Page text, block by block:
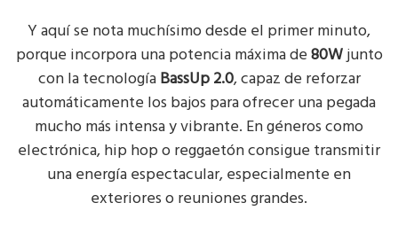
Y aquí se nota muchísimo desde el primer minuto,
porque incorpora una potencia máxima de80Wjunto
con la tecnologíaBassUp 2.0, capaz de reforzar
automáticamente los bajos para ofrecer una pegada
mucho más intensa y vibrante. En géneros como
electrónica, hip hop o reggaetón consigue transmitir
una energía espectacular, especialmente en
exteriores o reuniones grandes.